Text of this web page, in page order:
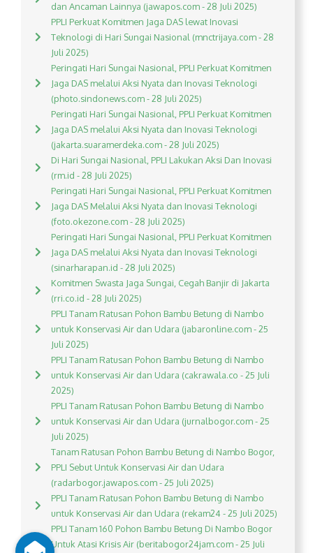
dan Ancaman Lainnya (jawapos.com - 28 Juli 2025)
PPLI Perkuat Komitmen Jaga DAS lewat Inovasi
Teknologi di Hari Sungai Nasional (mnctrijaya.com - 28
Juli 2025)
Peringati Hari Sungai Nasional, PPLI Perkuat Komitmen
Jaga DAS melalui Aksi Nyata dan Inovasi Teknologi
(photo.sindonews.com - 28 Juli 2025)
Peringati Hari Sungai Nasional, PPLI Perkuat Komitmen
Jaga DAS melalui Aksi Nyata dan Inovasi Teknologi
(jakarta.suaramerdeka.com - 28 Juli 2025)
Di Hari Sungai Nasional, PPLI Lakukan Aksi Dan Inovasi
(rm.id - 28 Juli 2025)
Peringati Hari Sungai Nasional, PPLI Perkuat Komitmen
Jaga DAS Melalui Aksi Nyata dan Inovasi Teknologi
(foto.okezone.com - 28 Juli 2025)
Peringati Hari Sungai Nasional, PPLI Perkuat Komitmen
Jaga DAS melalui Aksi Nyata dan Inovasi Teknologi
(sinarharapan.id - 28 Juli 2025)
Komitmen Swasta Jaga Sungai, Cegah Banjir di Jakarta
(rri.co.id - 28 Juli 2025)
PPLI Tanam Ratusan Pohon Bambu Betung di Nambo
untuk Konservasi Air dan Udara (jabaronline.com - 25
Juli 2025)
PPLI Tanam Ratusan Pohon Bambu Betung di Nambo
untuk Konservasi Air dan Udara (cakrawala.co - 25 Juli
2025)
PPLI Tanam Ratusan Pohon Bambu Betung di Nambo
untuk Konservasi Air dan Udara (jurnalbogor.com - 25
Juli 2025)
Tanam Ratusan Pohon Bambu Betung di Nambo Bogor,
PPLI Sebut Untuk Konservasi Air dan Udara
(radarbogor.jawapos.com - 25 Juli 2025)
PPLI Tanam Ratusan Pohon Bambu Betung di Nambo
untuk Konservasi Air dan Udara (rekam24 - 25 Juli 2025)
PPLI Tanam 160 Pohon Bambu Betung Di Nambo Bogor
Untuk Atasi Krisis Air (beritabogor24jam.com - 25 Juli